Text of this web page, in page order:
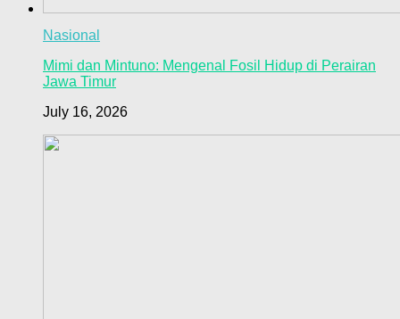
Nasional
Mimi dan Mintuno: Mengenal Fosil Hidup di Perairan
Jawa Timur
July 16, 2026